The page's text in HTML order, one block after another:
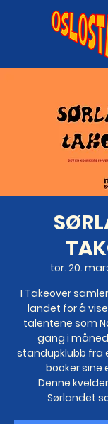
tor. 20.
I Takeover
landet for å
talentene som
gang i
standupklubb fra
booker sine
Denne
Sørlandet